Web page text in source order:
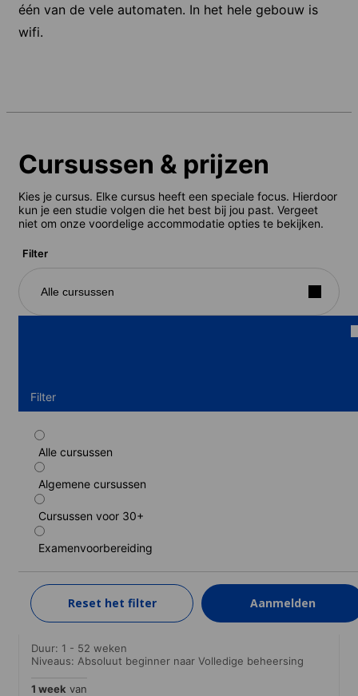
één van de vele automaten. In het hele gebouw is
wifi.
Cursussen & prijzen
Kies je cursus. Elke cursus heeft een speciale focus. Hierdoor
kun je een studie volgen die het best bij jou past. Vergeet
niet om onze voordelige accommodatie opties te bekijken.
Filter
Alle cursussen
Filter
Alle cursussen
Algemene cursussen
Cursussen voor 30+
Examenvoorbereiding
Reset het filter Aanmelden
Standaard cursus
Duur: 1 - 52 weken
Niveaus: Absoluut beginner naar Volledige beheersing
1 week
260 EUR
LEER MEER
Standaard cursus (30+)
Duur: 1 - 52 weken
Niveaus: Absoluut beginner naar Volledige beheersing
1 week van